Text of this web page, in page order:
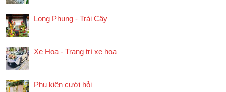
Long Phụng - Trái Cây
Xe Hoa - Trang trí xe hoa
Phụ kiện cưới hỏi